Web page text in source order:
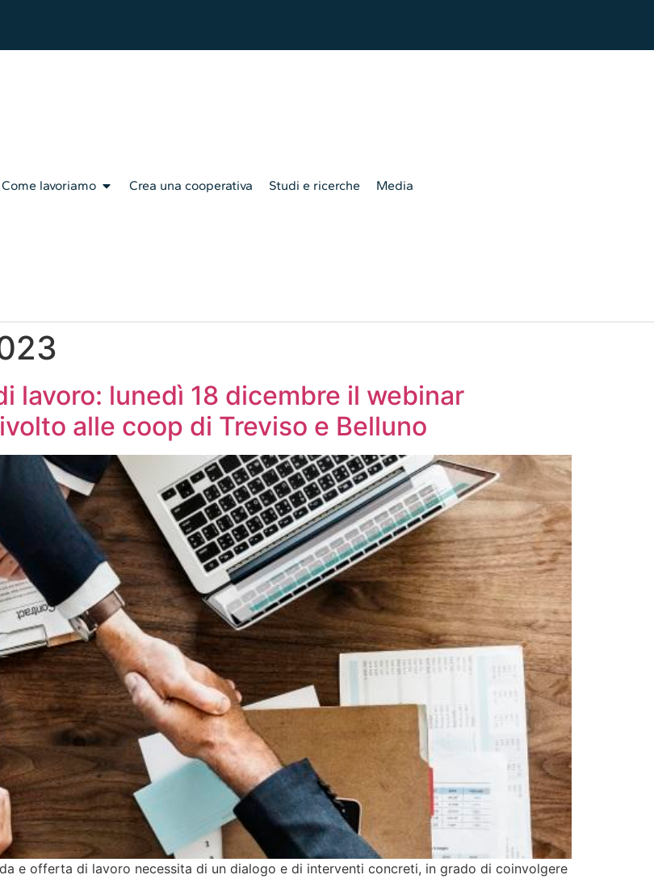
Come lavoriamo Crea una cooperativa Studi e ricerche Media
lavoro: lunedì 18 dicembre il webinar
alle coop di Treviso e Belluno
e offerta di lavoro necessita di un dialogo e di interventi concreti, in grado di coinvolgere